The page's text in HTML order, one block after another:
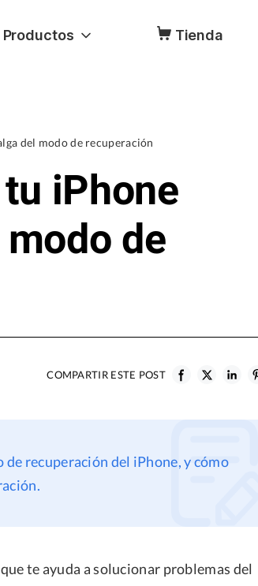
Productos Tienda
del modo de recuperación
iPhone
de
COMPARTIR ESTE POST
recuperación del iPhone, y cómo
te ayuda a solucionar problemas del